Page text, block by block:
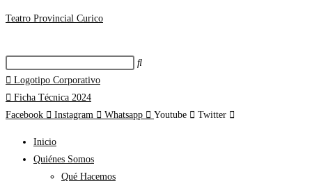
Teatro Provincial Curico
Logotipo Corporativo
Ficha Técnica 2024
Facebook
Instagram Whatsapp Youtube Twitter
Inicio
Quiénes Somos
Qué Hacemos